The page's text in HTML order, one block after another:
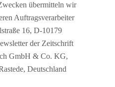
übermitteln wir
Auftragsverarbeiter
16, D-10179
der Zeitschrift
GmbH & Co. KG,
Deutschland